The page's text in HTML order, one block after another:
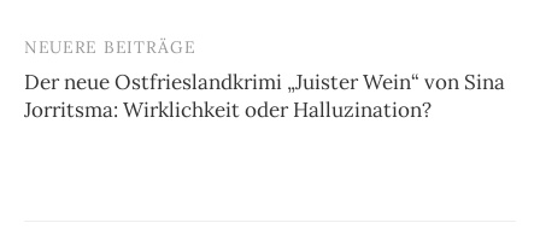
NEUERE BEITRÄGE
Der neue Ostfrieslandkrimi „Juister Wein“ von Sina
Jorritsma: Wirklichkeit oder Halluzination?